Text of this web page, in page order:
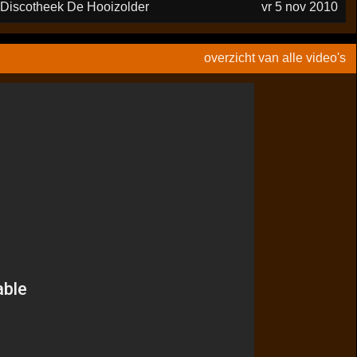
Discotheek De Hooizolder vr 5 nov 2010
overzicht van alle video's